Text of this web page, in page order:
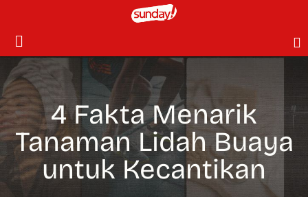
4 Fakta Menarik
Tanaman Lidah Buaya
untuk Kecantikan